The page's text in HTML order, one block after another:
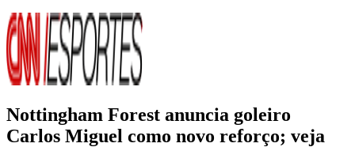
Nottingham Forest anuncia goleiro
Carlos Miguel como novo reforço; veja